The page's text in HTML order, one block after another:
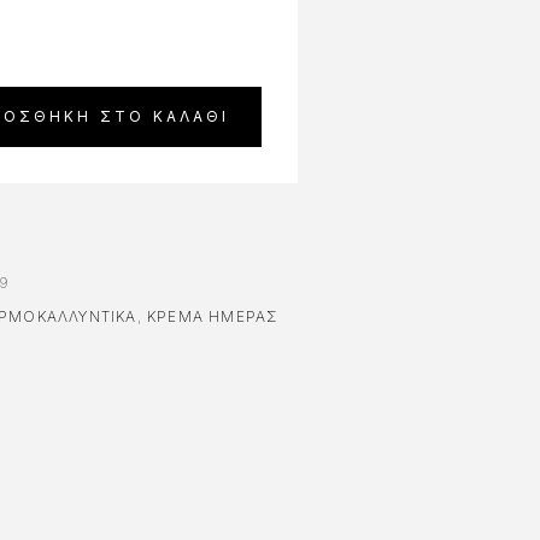
ΣΤΟ ΚΑΛΆΘΙ
ΚΡΕΜΑ ΗΜΕΡΑΣ